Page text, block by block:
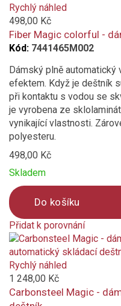
added
to
compare
Rychlý náhled
498,00 Kč
Fiber Magic colorful -
Kód: 7441465M002
Dámský plně
efektem. Když je deštník
při kontaktu s vodou se
je vyrobena ze
vynikající vlastnosti.
polyesteru.
498,00 Kč
Skladem
Do košíku
Přidat k porovnání
Product
is
added
to
compare
Rychlý náhled
1 248,00 Kč
Carbonsteel Magic -